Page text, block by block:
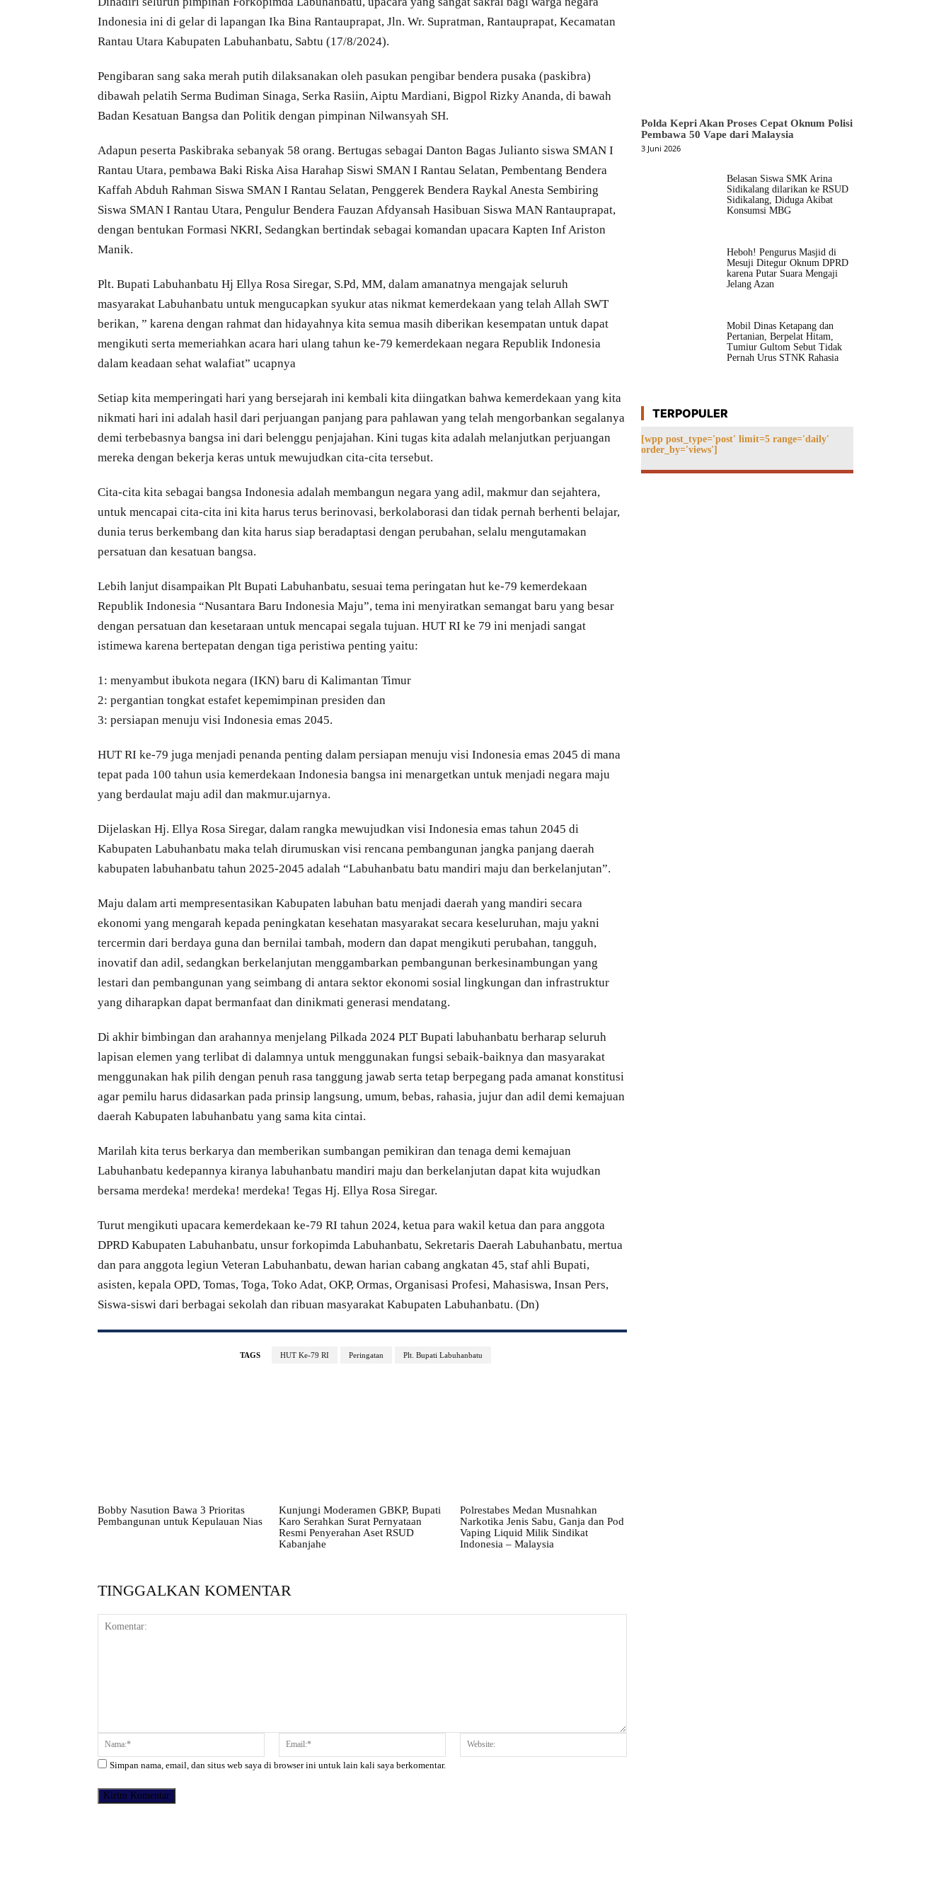
Indonesia ini di gelar di lapangan Ika Bina Rantauprapat, Jln. Wr. Supratman, Rantauprapat, Kecamatan
Rantau Utara Kabupaten Labuhanbatu, Sabtu (17/8/2024).
Pengibaran sang saka merah putih dilaksanakan oleh pasukan pengibar bendera pusaka (paskibra)
dibawah pelatih Serma Budiman Sinaga, Serka Rasiin, Aiptu Mardiani, Bigpol Rizky Ananda, di bawah
Badan Kesatuan Bangsa dan Politik dengan pimpinan Nilwansyah SH.
Adapun peserta Paskibraka sebanyak 58 orang. Bertugas sebagai Danton Bagas Julianto siswa SMAN I
Rantau Utara, pembawa Baki Riska Aisa Harahap Siswi SMAN I Rantau Selatan, Pembentang Bendera
Kaffah Abduh Rahman Siswa SMAN I Rantau Selatan, Penggerek Bendera Raykal Anesta Sembiring
Siswa SMAN I Rantau Utara, Pengulur Bendera Fauzan Afdyansah Hasibuan Siswa MAN Rantauprapat,
dengan bentukan Formasi NKRI, Sedangkan bertindak sebagai komandan upacara Kapten Inf Ariston
Manik.
Plt. Bupati Labuhanbatu Hj Ellya Rosa Siregar, S.Pd, MM, dalam amanatnya mengajak seluruh
masyarakat Labuhanbatu untuk mengucapkan syukur atas nikmat kemerdekaan yang telah Allah SWT
berikan, ” karena dengan rahmat dan hidayahnya kita semua masih diberikan kesempatan untuk dapat
mengikuti serta memeriahkan acara hari ulang tahun ke-79 kemerdekaan negara Republik Indonesia
dalam keadaan sehat walafiat” ucapnya
Setiap kita memperingati hari yang bersejarah ini kembali kita diingatkan bahwa kemerdekaan yang kita
nikmati hari ini adalah hasil dari perjuangan panjang para pahlawan yang telah mengorbankan segalanya
demi terbebasnya bangsa ini dari belenggu penjajahan. Kini tugas kita adalah melanjutkan perjuangan
mereka dengan bekerja keras untuk mewujudkan cita-cita tersebut.
Cita-cita kita sebagai bangsa Indonesia adalah membangun negara yang adil, makmur dan sejahtera,
untuk mencapai cita-cita ini kita harus terus berinovasi, berkolaborasi dan tidak pernah berhenti belajar,
dunia terus berkembang dan kita harus siap beradaptasi dengan perubahan, selalu mengutamakan
persatuan dan kesatuan bangsa.
Lebih lanjut disampaikan Plt Bupati Labuhanbatu, sesuai tema peringatan hut ke-79 kemerdekaan
Republik Indonesia “Nusantara Baru Indonesia Maju”, tema ini menyiratkan semangat baru yang besar
dengan persatuan dan kesetaraan untuk mencapai segala tujuan. HUT RI ke 79 ini menjadi sangat
istimewa karena bertepatan dengan tiga peristiwa penting yaitu:
1: menyambut ibukota negara (IKN) baru di Kalimantan Timur
2: pergantian tongkat estafet kepemimpinan presiden dan
3: persiapan menuju visi Indonesia emas 2045.
HUT RI ke-79 juga menjadi penanda penting dalam persiapan menuju visi Indonesia emas 2045 di mana
tepat pada 100 tahun usia kemerdekaan Indonesia bangsa ini menargetkan untuk menjadi negara maju
yang berdaulat maju adil dan makmur.ujarnya.
Dijelaskan Hj. Ellya Rosa Siregar, dalam rangka mewujudkan visi Indonesia emas tahun 2045 di
Kabupaten Labuhanbatu maka telah dirumuskan visi rencana pembangunan jangka panjang daerah
kabupaten labuhanbatu tahun 2025-2045 adalah “Labuhanbatu batu mandiri maju dan berkelanjutan”.
Maju dalam arti mempresentasikan Kabupaten labuhan batu menjadi daerah yang mandiri secara
ekonomi yang mengarah kepada peningkatan kesehatan masyarakat secara keseluruhan, maju yakni
tercermin dari berdaya guna dan bernilai tambah, modern dan dapat mengikuti perubahan, tangguh,
inovatif dan adil, sedangkan berkelanjutan menggambarkan pembangunan berkesinambungan yang
lestari dan pembangunan yang seimbang di antara sektor ekonomi sosial lingkungan dan infrastruktur
yang diharapkan dapat bermanfaat dan dinikmati generasi mendatang.
Di akhir bimbingan dan arahannya menjelang Pilkada 2024 PLT Bupati labuhanbatu berharap seluruh
lapisan elemen yang terlibat di dalamnya untuk menggunakan fungsi sebaik-baiknya dan masyarakat
menggunakan hak pilih dengan penuh rasa tanggung jawab serta tetap berpegang pada amanat konstitusi
agar pemilu harus didasarkan pada prinsip langsung, umum, bebas, rahasia, jujur dan adil demi kemajuan
daerah Kabupaten labuhanbatu yang sama kita cintai.
Marilah kita terus berkarya dan memberikan sumbangan pemikiran dan tenaga demi kemajuan
Labuhanbatu kedepannya kiranya labuhanbatu mandiri maju dan berkelanjutan dapat kita wujudkan
bersama merdeka! merdeka! merdeka! Tegas Hj. Ellya Rosa Siregar.
Turut mengikuti upacara kemerdekaan ke-79 RI tahun 2024, ketua para wakil ketua dan para anggota
DPRD Kabupaten Labuhanbatu, unsur forkopimda Labuhanbatu, Sekretaris Daerah Labuhanbatu, mertua
dan para anggota legiun Veteran Labuhanbatu, dewan harian cabang angkatan 45, staf ahli Bupati,
asisten, kepala OPD, Tomas, Toga, Toko Adat, OKP, Ormas, Organisasi Profesi, Mahasiswa, Insan Pers,
Siswa-siswi dari berbagai sekolah dan ribuan masyarakat Kabupaten Labuhanbatu. (Dn)
TAGS HUT Ke-79 RI Peringatan Plt. Bupati Labuhanbatu
Bobby Nasution Bawa 3 Prioritas
Pembangunan untuk Kepulauan Nias
Kunjungi Moderamen GBKP, Bupati
Karo Serahkan Surat Pernyataan
Resmi Penyerahan Aset RSUD
Kabanjahe
Polrestabes Medan Musnahkan
Narkotika Jenis Sabu, Ganja dan Pod
Vaping Liquid Milik Sindikat
Indonesia – Malaysia
TINGGALKAN KOMENTAR
Komentar: Nama:* Email:*
Simpan nama, email, dan situs web saya di browser ini untuk lain kali saya berkomentar.
Polda Kepri Akan Proses Cepat Oknum Polisi
Pembawa 50 Vape dari Malaysia
3 Juni 2026
Belasan Siswa SMK Arina
Sidikalang dilarikan ke RSUD
Sidikalang, Diduga Akibat
Konsumsi MBG
Heboh! Pengurus Masjid di
Mesuji Ditegur Oknum DPRD
karena Putar Suara Mengaji
Jelang Azan
Mobil Dinas Ketapang dan
Pertanian, Berpelat Hitam,
Tumiur Gultom Sebut Tidak
Pernah Urus STNK Rahasia
TERPOPULER
[wpp post_type='post' limit=5 range='daily'
order_by='views']